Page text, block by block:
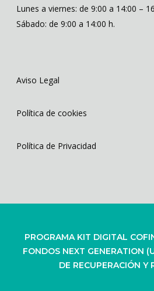
Lunes a viernes: de 9:00 a 14:00 –
Sábado: de 9:00 a 14:00 h.
Aviso Legal
Política de cookies
Política de Privacidad
PROGRAMA KIT DIGITAL
FONDOS NEXT GENERATION
DE RECUPERACIÓN Y